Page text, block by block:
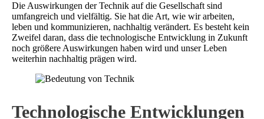
Die Auswirkungen der Technik auf die Gesellschaft sind
umfangreich und vielfältig. Sie hat die Art, wie wir arbeiten,
leben und kommunizieren, nachhaltig verändert. Es besteht kein
Zweifel daran, dass die technologische Entwicklung in Zukunft
noch größere Auswirkungen haben wird und unser Leben
weiterhin nachhaltig prägen wird.
Technologische Entwicklungen